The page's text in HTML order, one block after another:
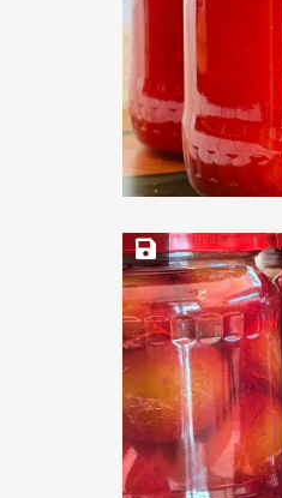
Save Recipe